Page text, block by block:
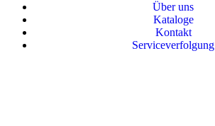
Über uns
Kataloge
Kontakt
Serviceverfolgung